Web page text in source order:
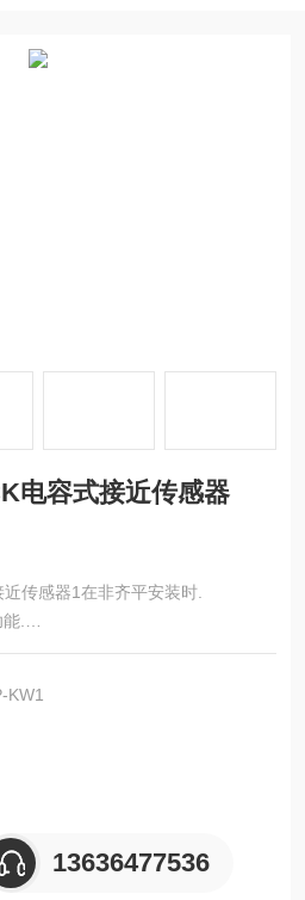
电容式接近传感器
传感器1在非齐平安装时.
.
形变.
KW1
13636477536